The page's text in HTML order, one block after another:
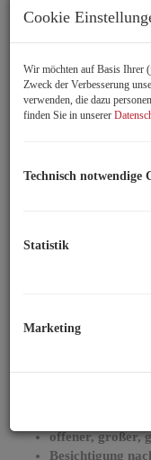
rund 133m2
offener, großer,
Besichtigung
Cookie
Wir möchten auf Basis Ihrer
Zweck der Verbesserung
verwenden, die dazu
finden Sie in unserer
Technisch notwendige
Statistik
Marketing